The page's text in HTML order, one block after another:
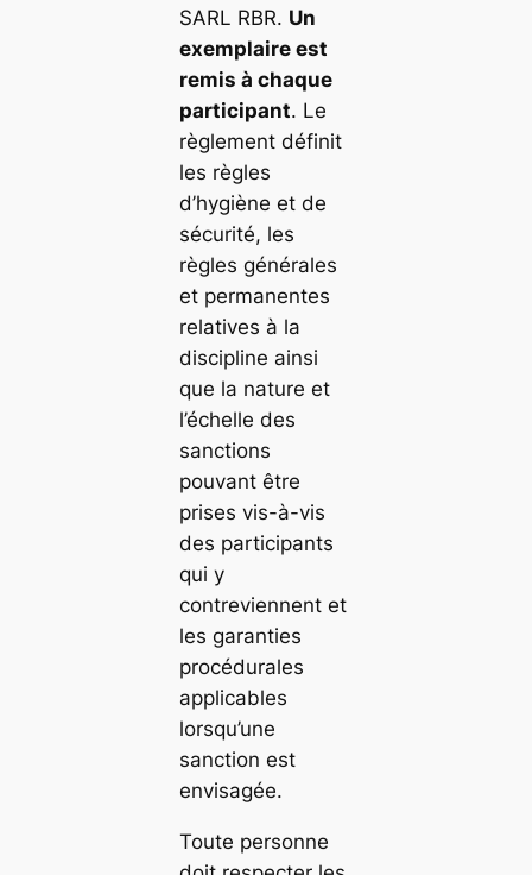
SARL RBR. Un
exemplaire est
remis à chaque
participant. Le
règlement définit
les règles
d’hygiène et de
sécurité, les
règles générales
et permanentes
relatives à la
discipline ainsi
que la nature et
l’échelle des
sanctions
pouvant être
prises vis-à-vis
des participants
qui y
contreviennent et
les garanties
procédurales
applicables
lorsqu’une
sanction est
envisagée.
Toute personne